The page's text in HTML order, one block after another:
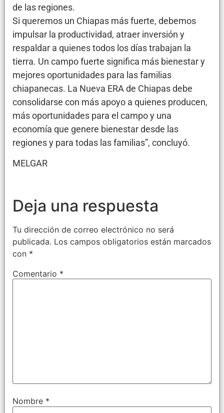
de las regiones.
Si queremos un Chiapas más fuerte, debemos
impulsar la productividad, atraer inversión y
respaldar a quienes todos los días trabajan la
tierra. Un campo fuerte significa más bienestar y
mejores oportunidades para las familias
chiapanecas. La Nueva ERA de Chiapas debe
consolidarse con más apoyo a quienes producen,
más oportunidades para el campo y una
economía que genere bienestar desde las
regiones y para todas las familias”, concluyó.
MELGAR
Deja una respuesta
Tu dirección de correo electrónico no será
publicada. Los campos obligatorios están marcados
con *
Comentario *
Nombre *